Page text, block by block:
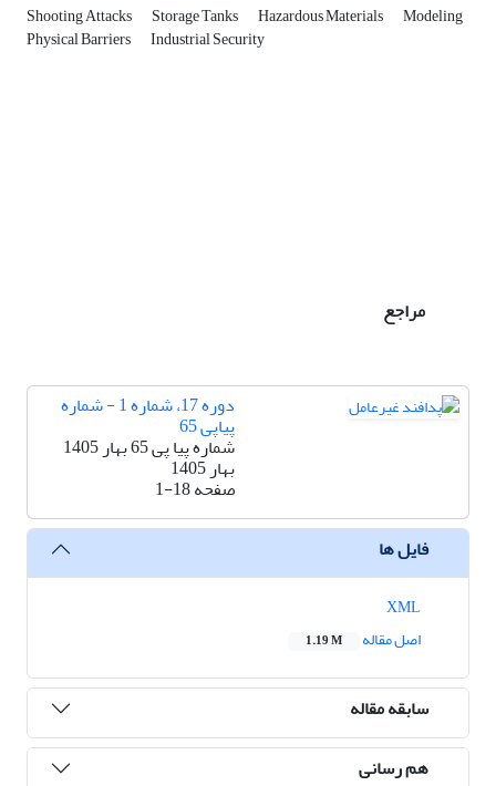
Shooting Attacks Storage Tanks Hazardous Materials Modeling
Physical Barriers Industrial Security
مراجع
دوره 17، شماره 1 - شماره
پیاپی 65
شماره پیا پی 65 بهار 1405
بهار 1405
صفحه1-18
فایل ها
اصل مقاله
1.19 M
سابقه مقاله
هم رسانی